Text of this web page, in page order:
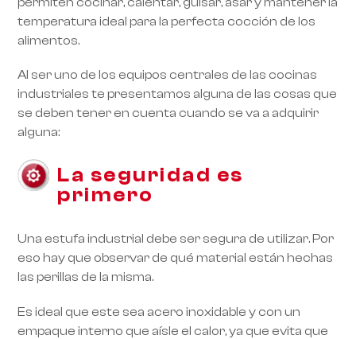
temperatura ideal para la perfecta cocción de los
alimentos.
Al ser uno de los equipos centrales de las cocinas
industriales te presentamos alguna de las cosas que
se deben tener en cuenta cuando se va a adquirir
alguna:
La seguridad es
primero
Una estufa industrial debe ser segura de utilizar. Por
eso hay que observar de qué material están hechas
las perillas de la misma.
Es ideal que este sea acero inoxidable y con un
empaque interno que aísle el calor, ya que evita que